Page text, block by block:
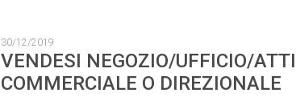
30/12/2019
VENDESI NEGOZIO/UFFICIO/
COMMERCIALE O DIREZIONALE